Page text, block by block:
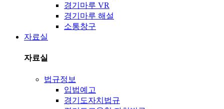
경기마루 VR
경기마루 해설
소통창구
자료실
자료실
법규정보
입법예고
경기도자치법규